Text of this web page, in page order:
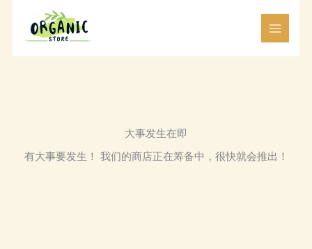
大事发生在即
有大事要发生！ 我们的商店正在筹备中，很快就会推出！